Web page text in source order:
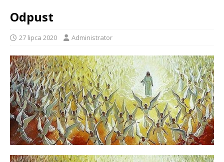
Odpust
27 lipca 2020 Administrator